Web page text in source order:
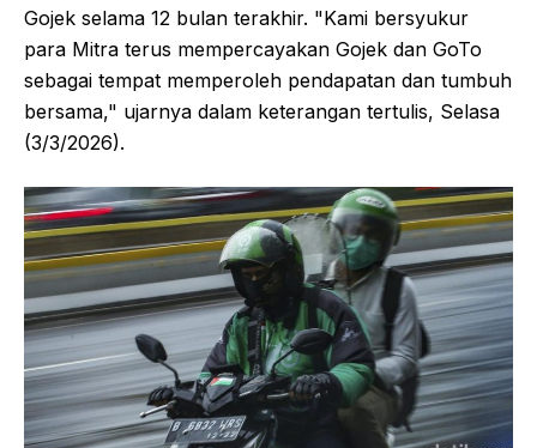
Gojek selama 12 bulan terakhir. "Kami bersyukur
para Mitra terus mempercayakan Gojek dan GoTo
sebagai tempat memperoleh pendapatan dan tumbuh
bersama," ujarnya dalam keterangan tertulis, Selasa
(3/3/2026).